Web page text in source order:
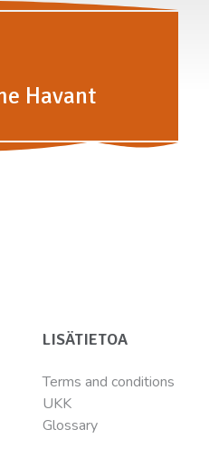
Havant
LISÄTIETOA
Terms and conditions
UKK
Glossary